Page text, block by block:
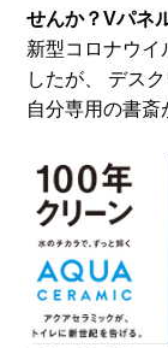
せんか？Vパネ
新型コロナウイ
したが、 デス
自分専用の書斎